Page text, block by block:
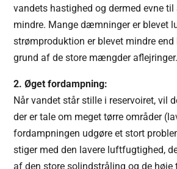
vandets hastighed og dermed evne
mindre. Mange dæmninger er blevet
strømproduktion er blevet mindre end
grund af de store mængder aflejringer.
2. Øget fordampning:
Når vandet står stille i reservoiret, vil
der er tale om meget tørre områder
fordampningen udgøre et stort
stiger med den lavere luftfugtighed,
af den store solindstråling og de høje